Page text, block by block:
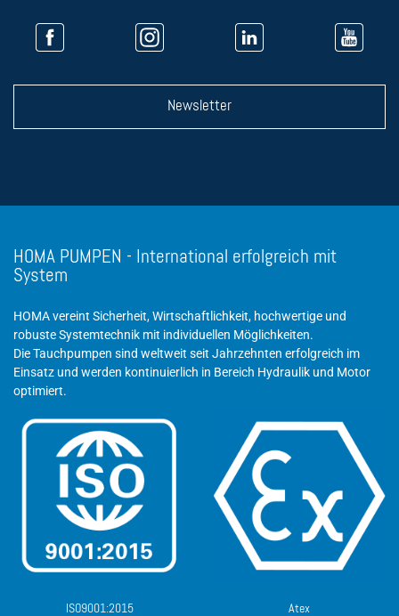
Newsletter
HOMA PUMPEN - International erfolgreich mit
System
HOMA vereint Sicherheit, Wirtschaftlichkeit, hochwertige und
robuste Systemtechnik mit individuellen Möglichkeiten.
Die Tauchpumpen sind weltweit seit Jahrzehnten erfolgreich im
Einsatz und werden kontinuierlich in Bereich Hydraulik und Motor
optimiert.
ISO9001:2015 Atex